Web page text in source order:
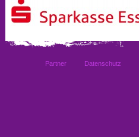
Partner Datenschutz